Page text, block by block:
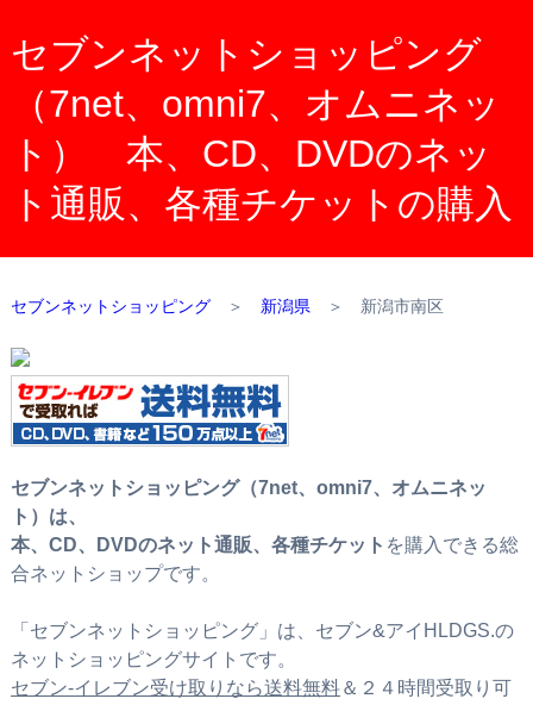
セブンネットショッピング
（7net、omni7、オムニネッ
ト） 本、CD、DVDのネッ
ト通販、各種チケットの購入
セブンネットショッピング＞ 新潟県 ＞ 新潟市南区
セブンネットショッピング（7net、omni7、オムニネッ
ト）は、
本、CD、DVDのネット通販、各種チケット を購入できる総
合ネットショップです。
「セブンネットショッピング」は、セブン&アイHLDGS.の
ネットショッピングサイトです。
セブン‐イレブン受け取りなら送料無料＆２４時間受取り可